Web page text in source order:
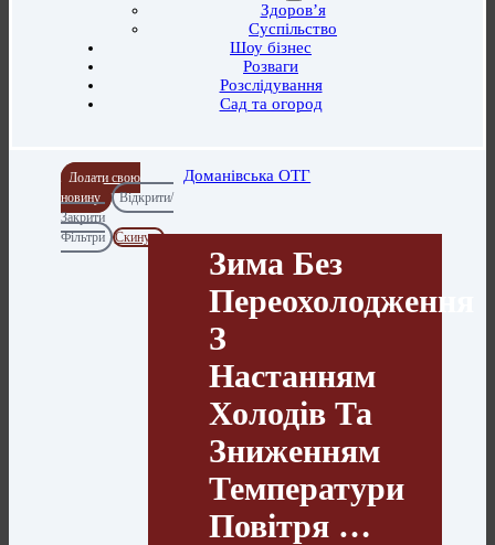
Здоров’я
Суспільство
Шоу бізнес
Розваги
Розслідування
Сад та огород
Додати свою
новину
Відкрити/
Закрити
Фільтри
Скинути
Доманівська ОТГ
Зима Без
Переохолодження
З
Настанням
Холодів Та
Зниженням
Температури
Повітря …